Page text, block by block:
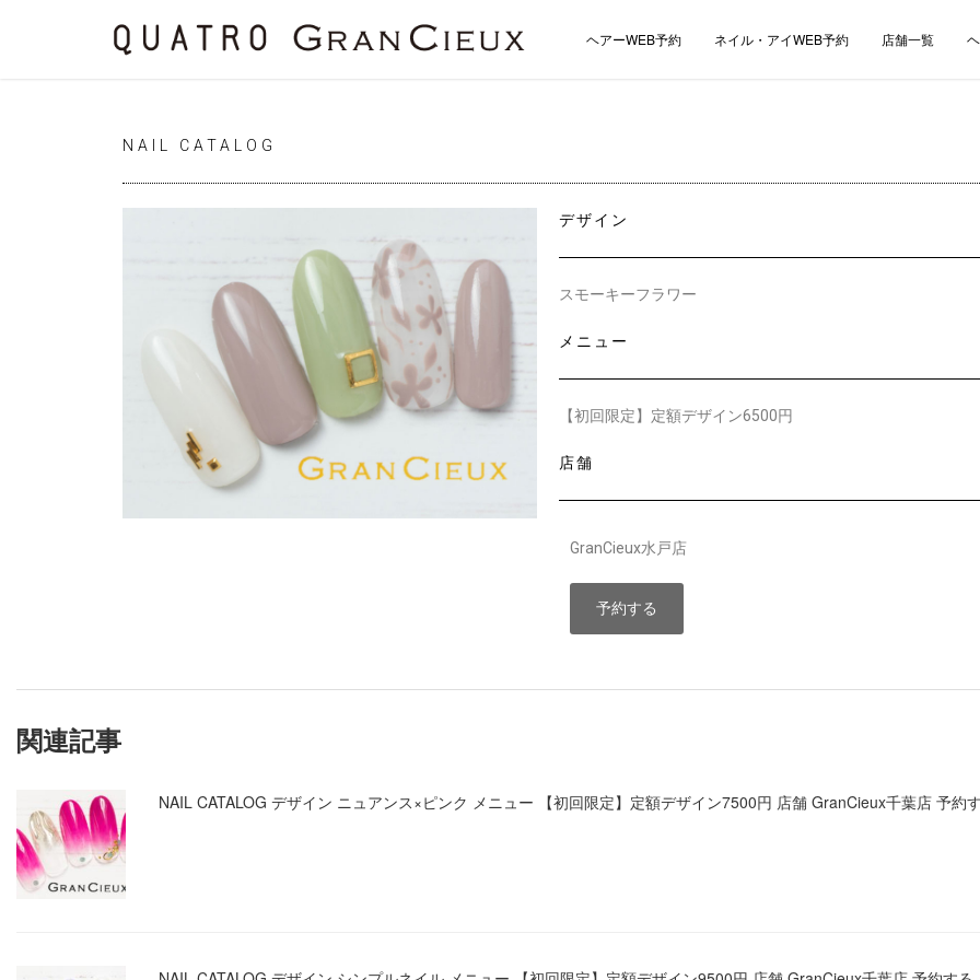
ヘアーWEB予約 ネイル・アイWEB予約 店舗一覧
NAIL CATALOG
デザイン
スモーキーフラワー
メニュー
【初回限定】定額デザイン6500円
店舗
GranCieux水戸店
予約する
関連記事
NAIL CATALOG デザイン ニュアンス×ピンク メニュー 【初回限定】定額デザイン7500円 店舗 GranCieux千葉店 予約